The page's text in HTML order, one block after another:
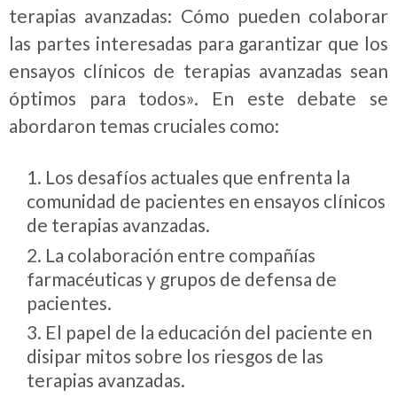
terapias avanzadas: Cómo pueden colaborar
las partes interesadas para garantizar que los
ensayos clínicos de terapias avanzadas sean
óptimos para todos». En este debate se
abordaron temas cruciales como:
1. Los desafíos actuales que enfrenta la
comunidad de pacientes en ensayos clínicos
de terapias avanzadas.
2. La colaboración entre compañías
farmacéuticas y grupos de defensa de
pacientes.
3. El papel de la educación del paciente en
disipar mitos sobre los riesgos de las
terapias avanzadas.